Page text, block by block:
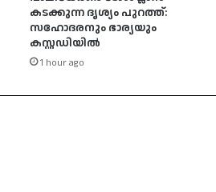
കടക്കുന്ന ദൃശ്യം പുറത്ത്:
സഹോദരനും ഭാര്യയും
കസ്റ്റഡിയിൽ
1 hour ago